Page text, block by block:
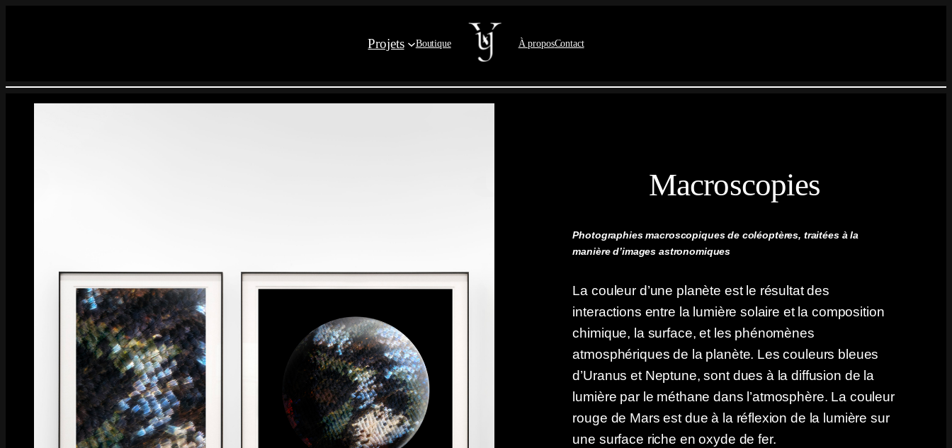
Projets Boutique À proposContact
Macroscopies
Photographies macroscopiques de coléoptères, traitées à la
manière d’images astronomiques
La couleur d’une planète est le résultat des
interactions entre la lumière solaire et la composition
chimique, la surface, et les phénomènes
atmosphériques de la planète. Les couleurs bleues
d’Uranus et Neptune, sont dues à la diffusion de la
lumière par le méthane dans l’atmosphère. La couleur
rouge de Mars est due à la réflexion de la lumière sur
une surface riche en oxyde de fer.